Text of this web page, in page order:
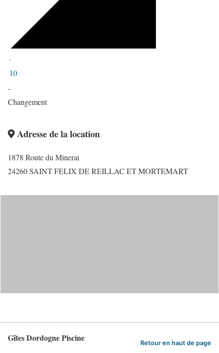
·
10
-
Changement
Adresse de la location
1878 Route du Minerai
24260 SAINT FELIX DE REILLAC ET MORTEMART
Gîtes Dordogne Piscine Retour en haut de page